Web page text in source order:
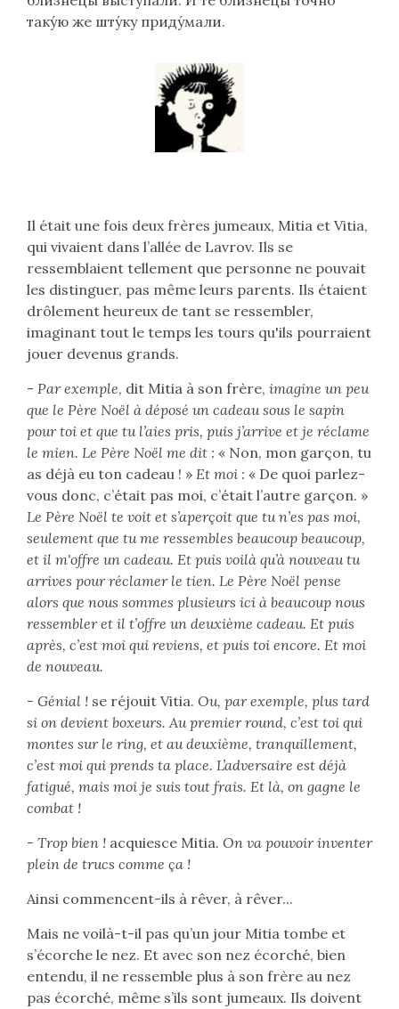
таку́ю же шту́ку приду́мали.
Lire
le
texte
en
français
(flèche
bas)
Il était une fois deux frères jumeaux, Mitia et Vitia,
qui vivaient dans l’allée de Lavrov. Ils se
ressemblaient tellement que personne ne pouvait
les distinguer, pas même leurs parents. Ils étaient
drôlement heureux de tant se ressembler,
imaginant tout le temps les tours qu'ils pourraient
jouer devenus grands.
- Par exemple, dit Mitia à son frère, imagine un peu
que le Père Noël à déposé un cadeau sous le sapin
pour toi et que tu l’aies pris, puis j’arrive et je réclame
le mien. Le Père Noël me dit : « Non, mon garçon, tu
as déjà eu ton cadeau ! » Et moi : « De quoi parlez-
vous donc, c’était pas moi, c’était l’autre garçon. »
Le Père Noël te voit et s’aperçoit que tu n’es pas moi,
seulement que tu me ressembles beaucoup beaucoup,
et il m'offre un cadeau. Et puis voilà qu’à nouveau tu
arrives pour réclamer le tien. Le Père Noël pense
alors que nous sommes plusieurs ici à beaucoup nous
ressembler et il t’offre un deuxième cadeau. Et puis
après, c’est moi qui reviens, et puis toi encore. Et moi
de nouveau.
- Génial ! se réjouit Vitia. Ou, par exemple, plus tard
si on devient boxeurs. Au premier round, c’est toi qui
montes sur le ring, et au deuxième, tranquillement,
c’est moi qui prends ta place. L’adversaire est déjà
fatigué, mais moi je suis tout frais. Et là, on gagne le
combat !
- Trop bien ! acquiesce Mitia. On va pouvoir inventer
plein de trucs comme ça !
Ainsi commencent-ils à rêver, à rêver...
Mais ne voilà-t-il pas qu’un jour Mitia tombe et
s’écorche le nez. Et avec son nez écorché, bien
entendu, il ne ressemble plus à son frère au nez
pas écorché, même s’ils sont jumeaux. Ils doivent